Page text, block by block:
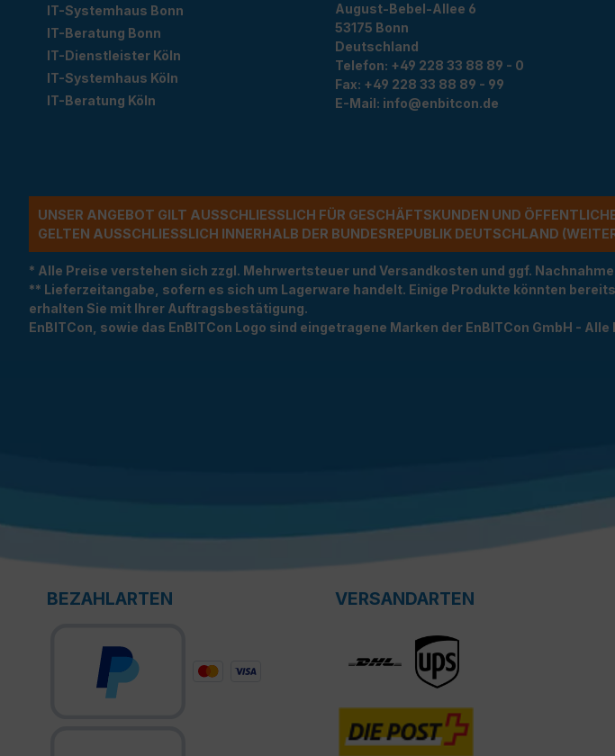
IT-Systemhaus Bonn
IT-Beratung Bonn
IT-Dienstleister Köln
IT-Systemhaus Köln
IT-Beratung Köln
August-Bebel-Allee 6
53175 Bonn
Deutschland
Telefon: +49 228 33 88 89 - 0
Fax: +49 228 33 88 89 - 99
E-Mail: info@enbitcon.de
UNSER ANGEBOT GILT AUSSCHLIESSLICH FÜR GESCHÄFTSKUNDEN UND
ELTEN AUSSCHLIESSLICH INNERHALB DER BUNDESREPUBLIK DEUTSCHLAND
* Alle Preise verstehen sich zzgl. Mehrwertsteuer und Versandkosten und ggf.
** Lieferzeitangabe, sofern es sich um Lagerware handelt. Einige Produkte könnten
erhalten Sie mit Ihrer Auftragsbestätigung.
EnBITCon, sowie das EnBITCon Logo sind eingetragene Marken der EnBITCon GmbH -
BEZAHLARTEN VERSANDARTEN